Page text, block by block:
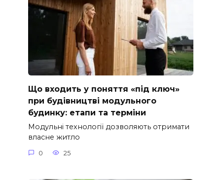
Що входить у поняття «під ключ»
при будівництві модульного
будинку: етапи та терміни
Модульні технології дозволяють отримати
власне житло
0 25